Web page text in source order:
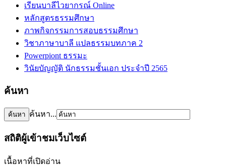
เรียนบาลีไวยากรณ์ Online
หลักสูตรธรรมศึกษา
ภาพกิจกรรมการสอบธรรมศึกษา
วิชาภาษาบาลี แปลธรรมบทภาค 2
Powerpiont ธรรมะ
วินัยบัญญัติ นักธรรมชั้นเอก ประจำปี 2565
ค้นหา
ค้นหา...
สถิติผู้เข้าชมเว็บไซต์
เนื้อหาที่เปิดอ่าน